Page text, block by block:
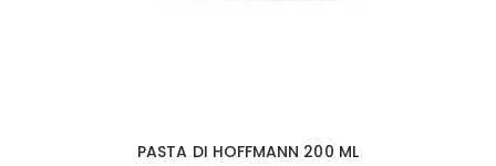
PASTA DI HOFFMANN 200 ML